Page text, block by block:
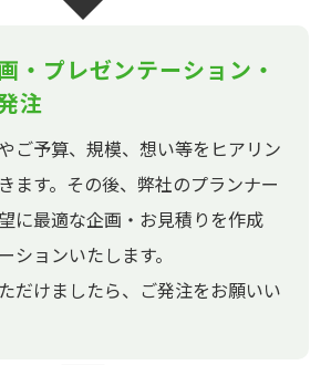
・プレゼンテーション・
注
ご予算、規模、想い等をヒアリン
ます。その後、弊社のプランナー
に最適な企画・お見積りを作成
ションいたします。
だけましたら、ご発注をお願いい